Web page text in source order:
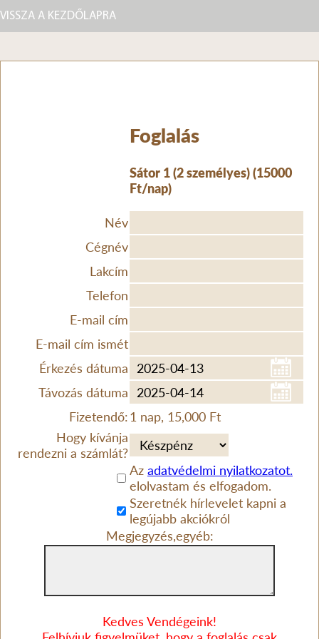
VISSZA A KEZDŐLAPRA
Foglalás
Sátor 1 (2 személyes) (15000
Ft/nap)
Név
Cégnév
Lakcím
Telefon
E-mail cím
E-mail cím ismét
Érkezés dátuma
Távozás dátuma
Fizetendő:1 nap, 15,000 Ft
Hogy kívánja
rendezni a számlát?
Az adatvédelmi nyilatkozatot.
elolvastam és elfogadom.
Szeretnék hírlevelet kapni a
legújabb akciókról
Megjegyzés,egyéb:
Kedves Vendégeink!